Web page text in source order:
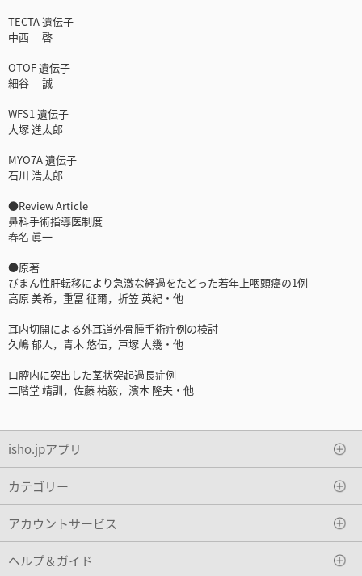
TECTA 遺伝子
中西 啓
OTOF 遺伝子
細谷 誠
WFS1 遺伝子
大塚 進太郎
MYO7A 遺伝子
石川 浩太郎
●Review Article
鼻科手術指導医制度
春名 眞一
●原著
びまん性肝転移により急激な経過をたどった若年上咽頭癌の1例
高原 美希，重冨 征爾，折笠 英紀・他
耳内切開による外耳道外骨腫手術症例の検討
久嶋 郁人，青木 悠伍，戸塚 大幾・他
口腔内に突出した茎状突起過長症例
二階堂 靖訓，佐藤 祐毅，濱本 隆夫・他
isho.jpアプリ
カテゴリー
アカウントサービス
ヘルプ＆ガイド